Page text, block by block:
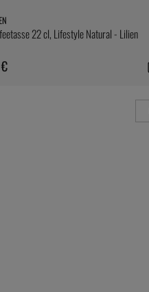
22 cl, Lifestyle Natural - Lilien